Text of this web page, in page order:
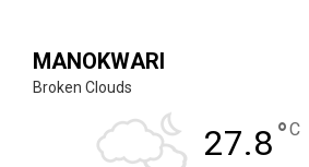
MANOKWARI
Broken Clouds
27.8°C